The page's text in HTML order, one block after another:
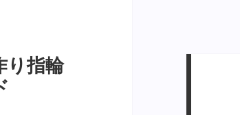
り指輪